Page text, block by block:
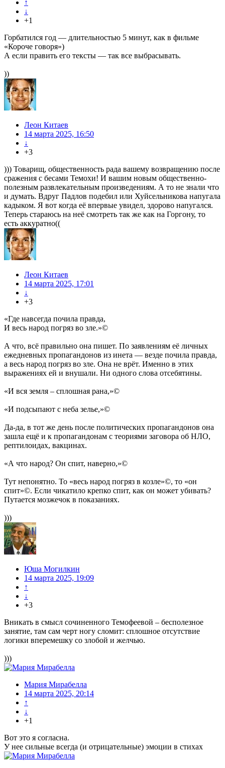
↑
↓
+1
Горбатился год — длительностью 5 минут, как в фильме
«Короче говоря»)
А если править его тексты — так все выбрасывать.
))
Леон Китаев
14 марта 2025, 16:50
↓
+3
))) Товарищ, общественность рада вашему возвращению после
сражения с бесами Темохи! И вашим новым общественно-
полезным развлекательным произведениям. А то не знали что
и думать. Вдруг Падлов подебил или Хуйсельникова напугала
кадыком. Я вот когда её впервые увидел, здорово напугался.
Теперь стараюсь на неё смотреть так же как на Горгону, то
есть аккуратно((
Леон Китаев
14 марта 2025, 17:01
↓
+3
«Где навсегда почила правда,
И весь народ погряз во зле.»©
А что, всё правильно она пишет. По заявлениям её личных
ежедневных пропагандонов из инета — везде почила правда,
а весь народ погряз во зле. Она не врёт. Именно в этих
выражениях ей и внушали. Ни одного слова отсебятины.
«И вся земля – сплошная рана,»©
«И подсыпают с неба зелье,»©
Да-да, в тот же день после политических пропагандонов она
зашла ещё и к пропагандонам с теориями заговора об НЛО,
рептилоидах, вакцинах.
«А что народ? Он спит, наверно,»©
Тут непонятно. То «весь народ погряз в козле»©, то «он
спит»©. Если чикатило крепко спит, как он может убивать?
Путается мозжечок в показаниях.
)))
Юша Могилкин
14 марта 2025, 19:09
↑
↓
+3
Вникать в смысл сочиненного Темофеевой – бесполезное
занятие, там сам черт ногу сломит: сплошное отсутствие
логики вперемешку со злобой и желчью.
)))
Мария Мирабелла
14 марта 2025, 20:14
↑
↓
+1
Вот это я согласна.
У нее сильные всегда (и отрицательные) эмоции в стихах